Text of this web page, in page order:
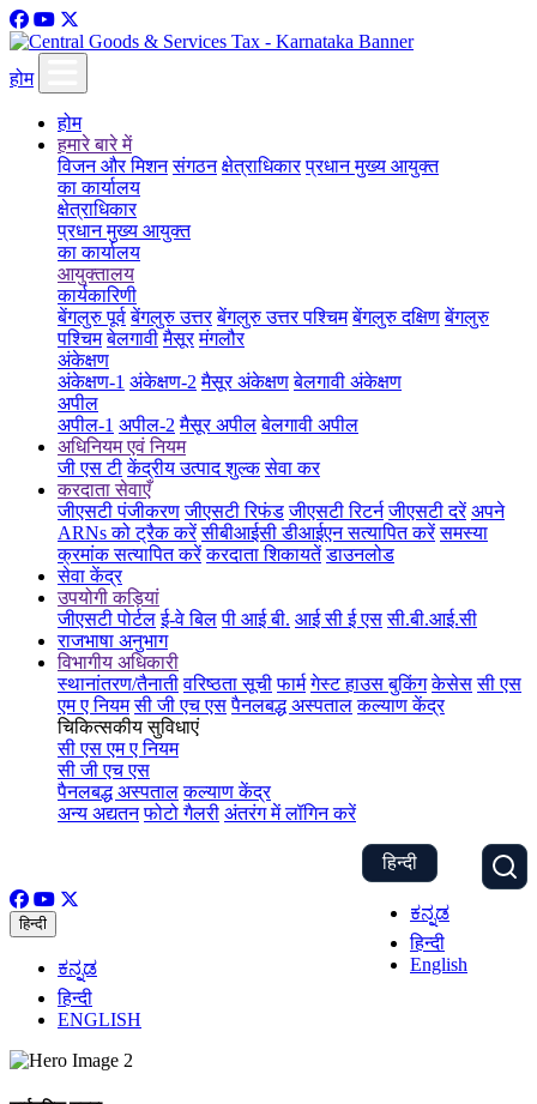
होम
होम
हमारे बारे में
विजन और मिशन संगठन क्षेत्राधिकार प्रधान मुख्य आयुक्त
का कार्यालय
क्षेत्राधिकार
प्रधान मुख्य आयुक्त
का कार्यालय
आयुक्तालय
कार्यकारिणी
बेंगलुरु पूर्व बेंगलुरु उत्तर बेंगलुरु उत्तर पश्चिम बेंगलुरु दक्षिण बेंगलुरु
पश्चिम बेलगावी मैसूर मंगलौर
अंकेक्षण
अंकेक्षण-1 अंकेक्षण-2 मैसूर अंकेक्षण बेलगावी अंकेक्षण
अपील
अपील-1 अपील-2 मैसूर अपील बेलगावी अपील
अधिनियम एवं नियम
जी एस टी केंद्रीय उत्पाद शुल्क सेवा कर
करदाता सेवाएँ
जीएसटी पंजीकरण जीएसटी रिफंड जीएसटी रिटर्न जीएसटी दरें अपने
ARNs को ट्रैक करें सीबीआईसी डीआईएन सत्यापित करें समस्या
क्रमांक सत्यापित करें करदाता शिकायतें डाउनलोड
सेवा केंद्र
उपयोगी कड़ियां
जीएसटी पोर्टल ई-वे बिल पी आई बी. आई सी ई एस सी.बी.आई.सी
राजभाषा अनुभाग
विभागीय अधिकारी
स्थानांतरण/तैनाती वरिष्ठता सूची फार्म गेस्ट हाउस बुकिंग केसेस सी एस
एम ए नियम सी जी एच एस पैनलबद्ध अस्पताल कल्याण केंद्र
चिकित्सकीय सुविधाएं
सी एस एम ए नियम
सी जी एच एस
पैनलबद्ध अस्पताल कल्याण केंद्र
अन्य अद्यतन फोटो गैलरी अंतरंग में लॉगिन करें
हिन्दी
ಕನ್ನಡ
हिन्दी
English
हिन्दी
ಕನ್ನಡ
हिन्दी
ENGLISH